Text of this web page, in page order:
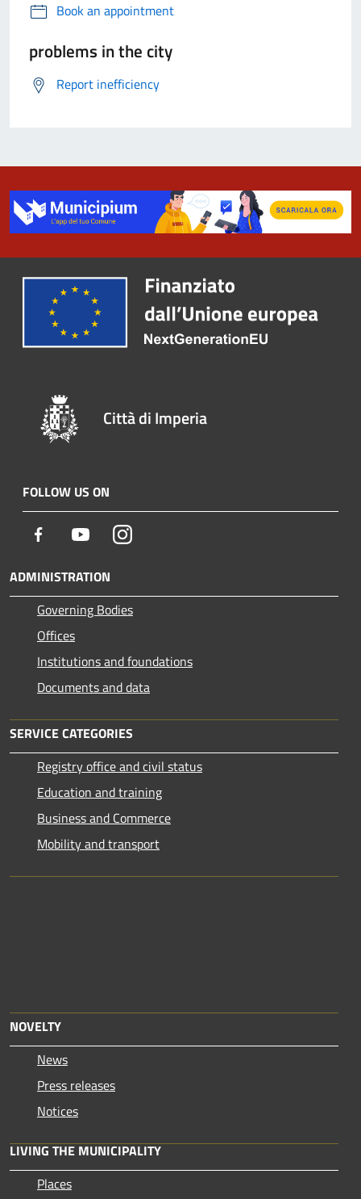
Book an appointment
problems in the city
Report inefficiency
Città di Imperia
FOLLOW US ON
Facebook YoutubeInstagram
ADMINISTRATION
Governing Bodies
Offices
Institutions and foundations
Documents and data
SERVICE CATEGORIES
Registry office and civil status
Education and training
Business and Commerce
Mobility and transport
NOVELTY
News
Press releases
Notices
LIVING THE MUNICIPALITY
Places